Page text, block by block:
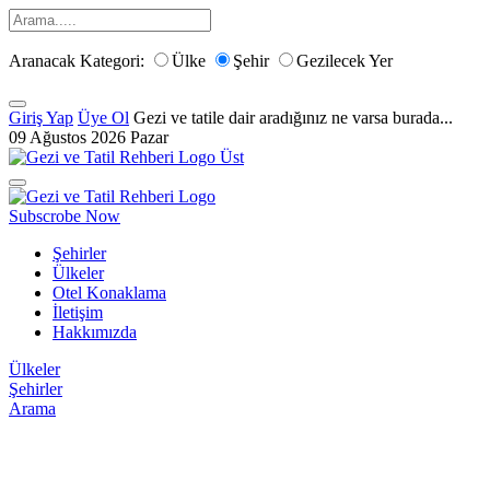
Aranacak Kategori: Ülke Şehir Gezilecek Yer
Giriş Yap Üye Ol Gezi ve tatile dair aradığınız ne varsa burada...
09 Ağustos 2026 Pazar
Subscrobe Now
Şehirler
Ülkeler
Otel Konaklama
İletişim
Hakkımızda
Ülkeler
Şehirler
Arama